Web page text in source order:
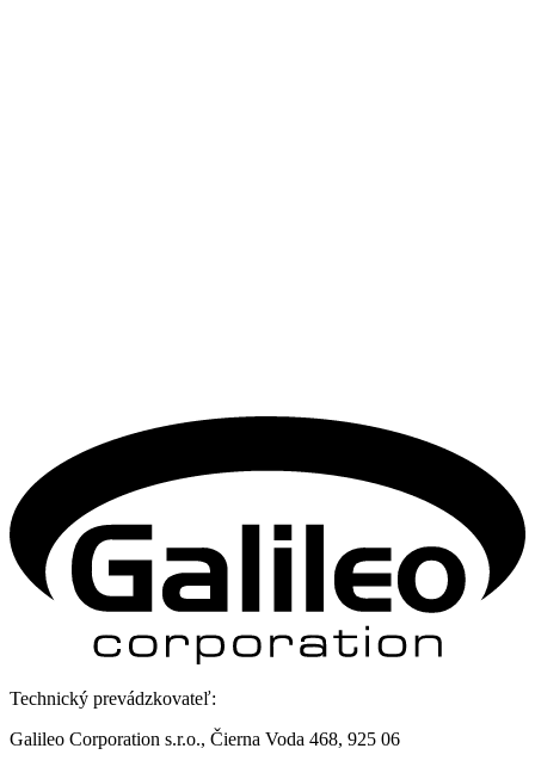
Technický prevádzkovateľ:
Galileo Corporation s.r.o., Čierna Voda 468, 925 06